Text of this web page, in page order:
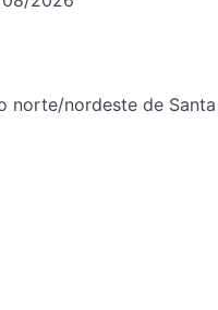
norte/nordeste de Santa